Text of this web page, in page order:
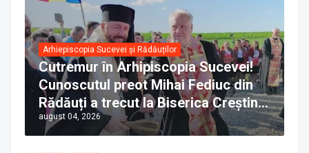
Arhiepiscopia Sucevei și Rădăuților
Cutremur în Arhipiscopia Sucevei!
Cunoscutul preot Mihai Fediuc din
Rădăuți a trecut la Biserica Creștină
Ortodoxă Valahă. ÎPS Calinic anunță
că îi pregătește judecata canonică
august 04, 2026